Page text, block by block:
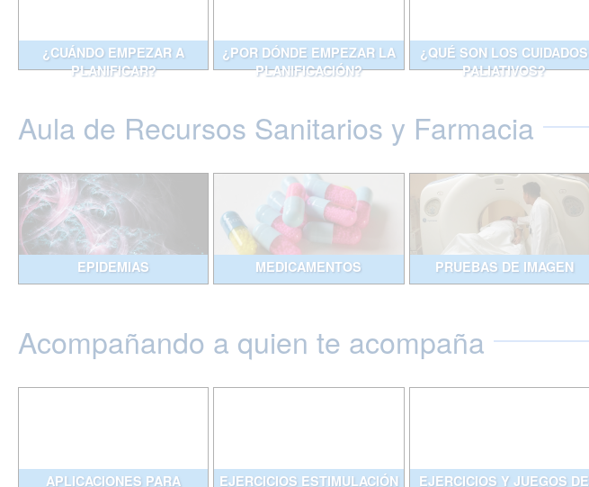
¿CUÁNDO EMPEZAR A
PLANIFICAR?
¿POR DÓNDE EMPEZAR LA
PLANIFICACIÓN?
¿QUÉ SON LOS CUIDADOS
PALIATIVOS?
Aula de Recursos Sanitarios y Farmacia
EPIDEMIAS MEDICAMENTOS PRUEBAS DE IMAGEN
Acompañando a quien te acompaña
APLICACIONES PARA EJERCICIOS ESTIMULACIÓN EJERCICIOS Y JUEGOS DE